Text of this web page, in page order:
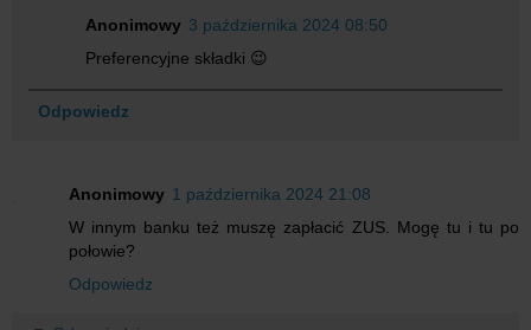
Anonimowy 3 października 2024 08:50
Preferencyjne składki 😉
Odpowiedz
Anonimowy 1 października 2024 21:08
W innym banku też muszę zapłacić ZUS. Mogę tu i tu po
połowie?
Odpowiedz